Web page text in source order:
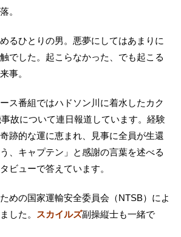
。
るひとりの男。悪夢にしてはあまりに
でした。起こらなかった、でも起こる
事。
ス番組ではハドソン川に着水したカク
故について連日報道しています。経験
跡的な運に恵まれ、見事に全員が生還
、キャプテン」と感謝の言葉を述べる
ビューで答えています。
めの国家運輸安全委員会（NTSB）によ
した。
スカイルズ副操縦士も一緒で